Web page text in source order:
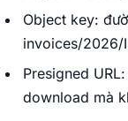
Object key:
invoices/2026/
Presigned
download mà